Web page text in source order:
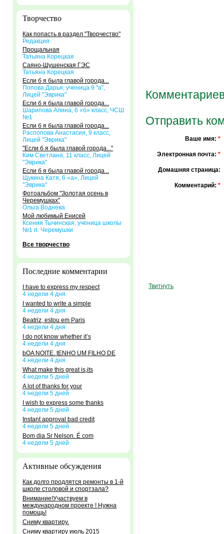
Творчество
Как попасть в раздел "Творчество"
Редакция
Прощальная
Татьяна Корецкая
Саяно-Шушенская ГЭС
Татьяна Корецкая
Если б я была главой города...
Попова Дарья, ученица 9 "а",
Лицей "Эврика"
Если б я была главой города...
Шарипова Алина, 6 «б» класс, ЧСШ
№1
Если б я была главой города...
Распопова Анастасия, 9 класс,
Лицей "Эврика"
"Если б я была главой города..."
Ким Светлана, 11 класс, Лицей
"Эврика"
Если б я была главой города...
Щукина Катя, 6 «а», Лицей
"Эврика"
Фотоальбом "Золотая осень в
Черемушках"
Ольга Воднева
Мой любимый Енисей
Ксения Тычинская, ученица школы
№1 п. Черемушки
Все творчество
Последние комментарии
I have to express my respect
4 недели 4 дня
I wanted to write a simple
4 недели 4 дня
Beatriz, estou em Paris
4 недели 4 дня
I do not know whether it’s
4 недели 4 дня
bOA NOITE. tENHO UM FILHO DE
4 недели 4 дня
What make this great is,its
4 недели 5 дней
A lot of thanks for your
4 недели 5 дней
I wish to express some thanks
4 недели 5 дней
Instant approval bad credit
4 недели 5 дней
Bom dia Sr Nelson. É com
4 недели 5 дней
Активные обсуждения
Как долго продлятся ремонты в 1-й
школе столовой и спортзала?
Внимание!Участвуем в
международном проекте ! Нужна
помощь!
Сниму квартиру.
Сниму квартиру июль 2015
Отправить
Ваше имя: *
Электронная почта: *
Домашняя страница:
Комментарий: *
Твитнуть